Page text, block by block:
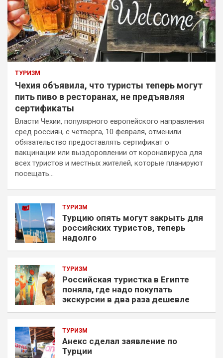
ТУРИЗМ
Чехия объявила, что туристы теперь могут
пить пиво в ресторанах, не предъявляя
сертификаты
Власти Чехии, популярного европейского направления
сред россиян, с четверга, 10 февраля, отменили
обязательство предоставлять сертификат о
вакцинации или выздоровлении от коронавируса для
всех туристов и местных жителей, которые планируют
посещать…
ТУРИЗМ
Турцию опять могут закрыть для
российских туристов, теперь
надолго
ТУРИЗМ
Российская туристка в Египте
поняла, где надо покупать
экскурсии в два раза дешевле
ТУРИЗМ
Анекс сделал заявление по
Турции